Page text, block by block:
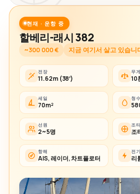
현재 · 운항 중
할베리-래시 382
~300 000 € 지금 여기서 살고 있습니
전장
11.62m (38′)
무게
10
세일
70m²
청수
선원
2~5명
조타
조
항해
AIS, 레이더, 차트플로터
전
리